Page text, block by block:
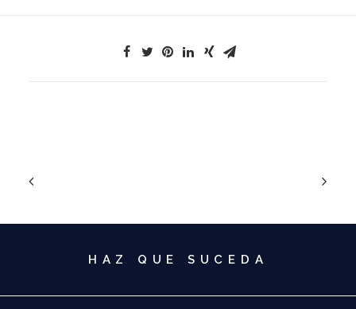
HAZ QUE SUCEDA